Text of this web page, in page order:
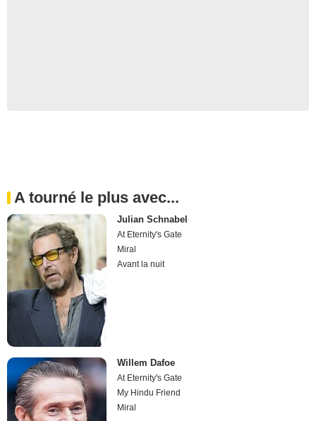
A tourné le plus avec...
Julian Schnabel
At Eternity's Gate
Miral
Avant la nuit
Willem Dafoe
At Eternity's Gate
My Hindu Friend
Miral